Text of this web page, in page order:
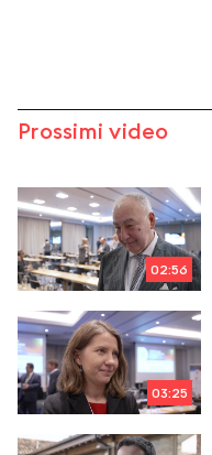
Prossimi video
02:56
03:25